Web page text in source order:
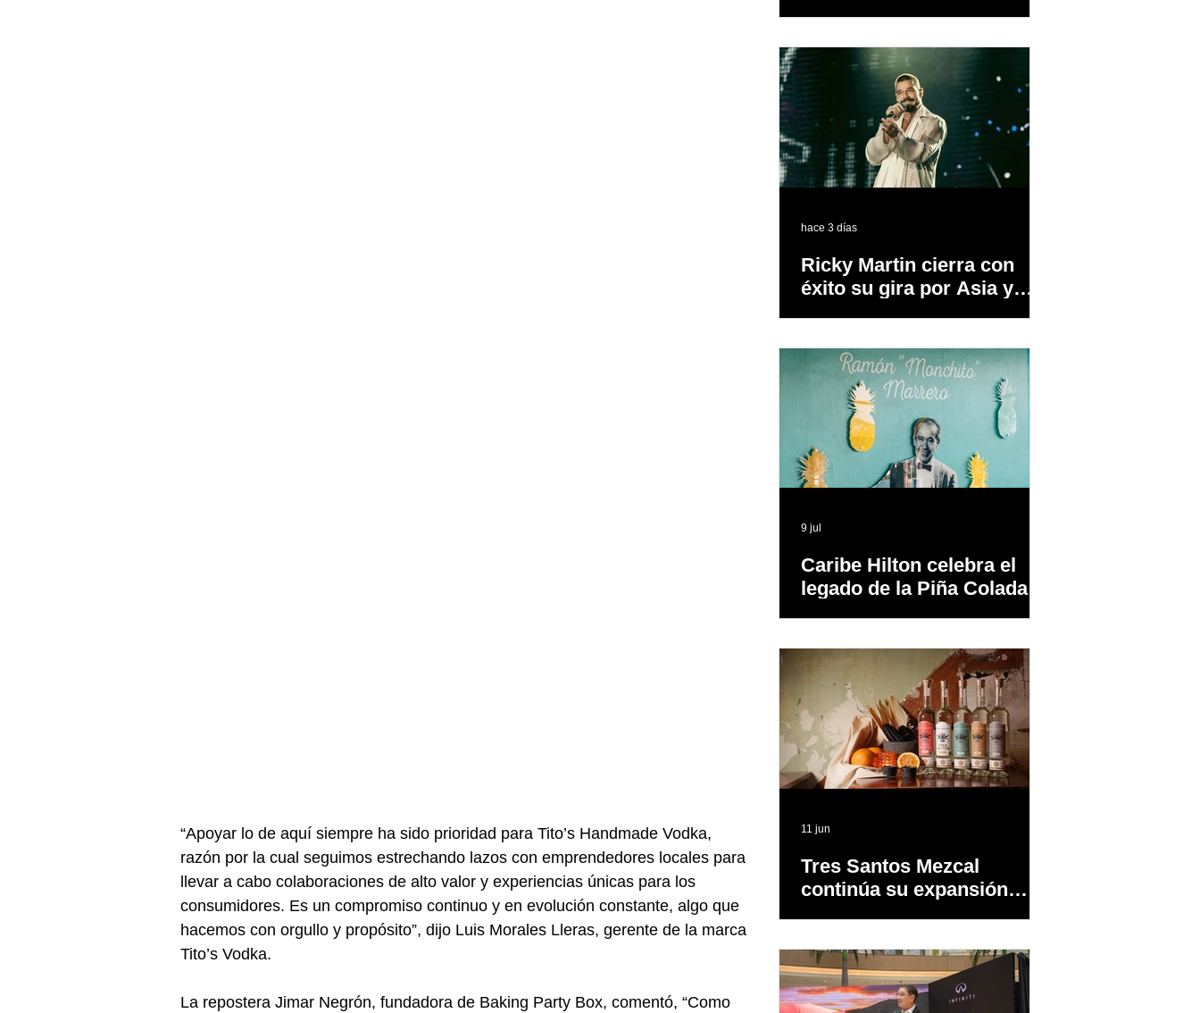
“Apoyar lo de aquí siempre ha sido prioridad para Tito’s Handmade Vodka,
razón por la cual seguimos estrechando lazos con emprendedores locales para
llevar a cabo colaboraciones de alto valor y experiencias únicas para los
consumidores. Es un compromiso continuo y en evolución constante, algo que
hacemos con orgullo y propósito”, dijo Luis Morales Lleras, gerente de la marca
Tito’s Vodka.
La repostera Jimar Negrón, fundadora de Baking Party Box, comentó, “Como
Ricky Martin cierra con
éxito su gira por Asia y
hace 3 días
Caribe Hilton celebra el
legado de la Piña Colada,
9 jul
Tres Santos Mezcal
continúa su expansión
11 jun